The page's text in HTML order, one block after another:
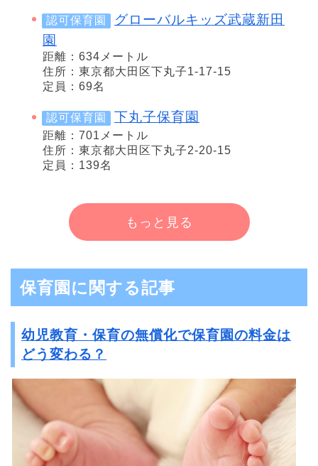
認可保育園
グローバルキッズ武蔵新田
園
距離：634メートル
住所：東京都大田区下丸子1-17-15
定員：69名
認可保育園 下丸子保育園
距離：701メートル
住所：東京都大田区下丸子2-20-15
定員：139名
もっと見る
保育園に関する記事
幼児教育・保育の無償化で保育園の料金は
どう変わる？